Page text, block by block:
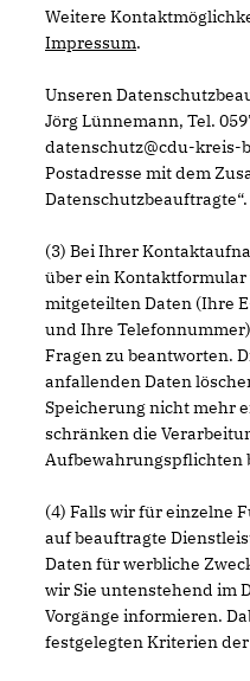
Weitere
Impressum.
Unseren
Jörg Lünnemann, Tel.
datenschutz@cdu-kreis-
Postadresse mit dem
Datenschutzbeauftragte“.
(3) Bei Ihrer
über ein
mitgeteilten Daten (Ihre
und Ihre
Fragen zu beantworten.
anfallenden Daten
Speicherung nicht mehr
schränken die
Aufbewahrungspflichten
(4) Falls wir für einzelne
auf beauftragte
Daten für werbliche
wir Sie untenstehend im
Vorgänge informieren.
festgelegten Kriterien